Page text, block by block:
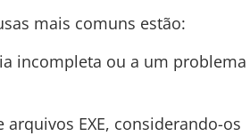
mais comuns estão:
incompleta ou a um problema
EXE, considerando-os